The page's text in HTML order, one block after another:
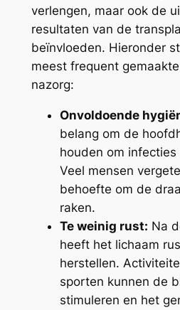
verlengen, maar ook de
resultaten van de
beïnvloeden. Hieronder
meest frequent
nazorg:
Onvoldoende
belang om de
houden om
Veel mensen
behoefte om de
raken.
Te weinig rust: Na
heeft het lichaam
herstellen.
sporten kunnen de
stimuleren en het